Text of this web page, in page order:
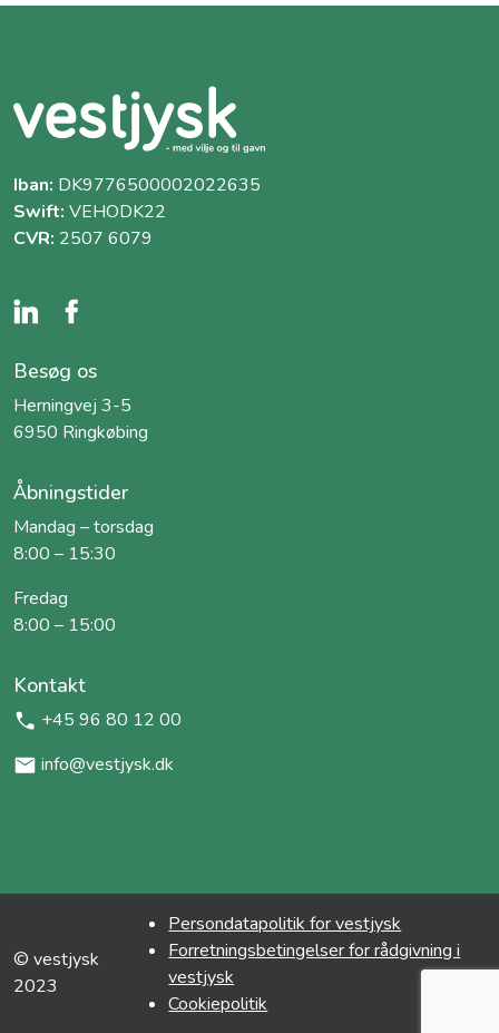
Iban: DK9776500002022635
Swift: VEHODK22
CVR: 2507 6079
Besøg os
Herningvej 3-5
6950 Ringkøbing
Åbningstider
Mandag – torsdag
8:00 – 15:30
Fredag
8:00 – 15:00
Kontakt
+45 96 80 12 00
info@vestjysk.dk
© vestjysk
2023
Persondatapolitik for vestjysk
Forretningsbetingelser for rådgivning i
vestjysk
Cookiepolitik